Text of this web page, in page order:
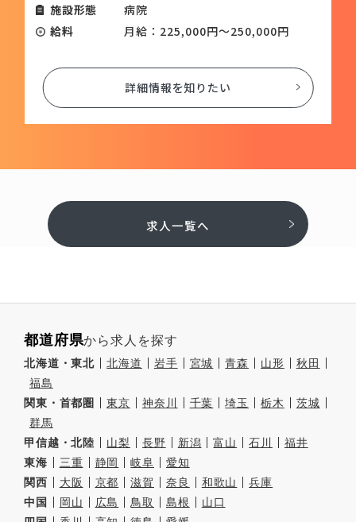
設形態
病院
月給：225,000円～250,000円
詳細情報を知りたい
求人一覧へ
都道府県から求人を探す
北海道・東北 北海道 岩手 宮城 青森 山形
秋田
福島
関東・首都圏
東京 神奈川 千葉 埼玉 栃木
茨城
群馬
甲信越・北陸
山梨 長野 新潟 富山 石川
福井
東海
三重 静岡 岐阜
愛知
関西
大阪 京都 滋賀 奈良 和歌山
兵庫
中国
岡山 広島 鳥取 島根
山口